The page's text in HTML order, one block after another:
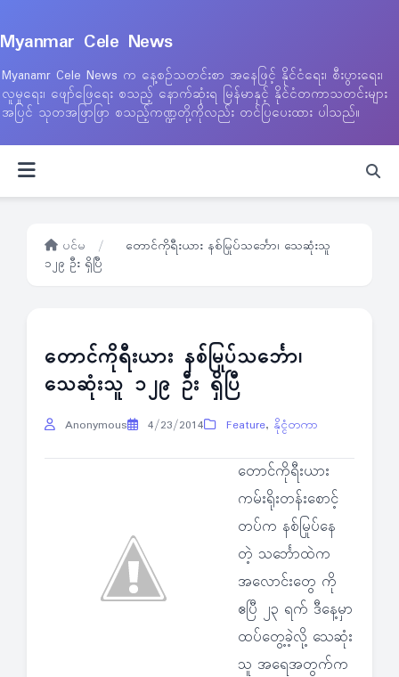
Myanmar Cele News
Myanamr Cele News က နေ့စဉ်သတင်းစာ အနေဖြင့် နိုင်ငံရေး၊ စီးပွားရေး၊
လူမှုရေး၊ ဖျော်ဖြေရေး စသည့် နောက်ဆုံးရ မြန်မာနှင့် နိုင်ငံတကာသတင်းများ
အပြင် သုတအဖြာဖြာ စသည့်ကဏ္ဍတို့ကိုလည်း တင်ပြပေးထား ပါသည်။
ပင်မ /
တောင်ကိုရီးယား နစ်မြုပ်သင်္ဘော၊ သေဆုံးသူ
၁၂၉ ဦး ရှိပြီ
တောင်ကိုရီးယား နစ်မြုပ်သင်္ဘော၊
သေဆုံးသူ ၁၂၉ ဦး ရှိပြီ
Anonymous 4/23/2014 Feature, နိုင္ငံတကာ
တောင်ကိုရီးယား
ကမ်းရိုးတန်းစောင့်
တပ်က နစ်မြုပ်နေ
တဲ့ သင်္ဘောထဲက
အလောင်းတွေ ကို
ဧပြီ ၂၃ ရက် ဒီနေ့မှာ
ထပ်တွေ့ခဲ့လို့ သေဆုံး
သူ အရေအတွက်က